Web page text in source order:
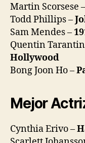
Martin Scorsese –
Todd Phillips –
Sam Mendes –
Quentin
Hollywood
Bong Joon Ho –
Mejor
Cynthia Erivo –